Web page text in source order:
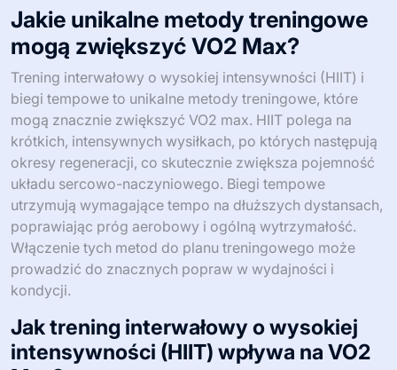
Jakie unikalne metody treningowe
mogą zwiększyć VO2 Max?
Trening interwałowy o wysokiej intensywności (HIIT) i
biegi tempowe to unikalne metody treningowe, które
mogą znacznie zwiększyć VO2 max. HIIT polega na
krótkich, intensywnych wysiłkach, po których następują
okresy regeneracji, co skutecznie zwiększa pojemność
układu sercowo-naczyniowego. Biegi tempowe
utrzymują wymagające tempo na dłuższych dystansach,
poprawiając próg aerobowy i ogólną wytrzymałość.
Włączenie tych metod do planu treningowego może
prowadzić do znacznych popraw w wydajności i
kondycji.
Jak trening interwałowy o wysokiej
intensywności (HIIT) wpływa na VO2